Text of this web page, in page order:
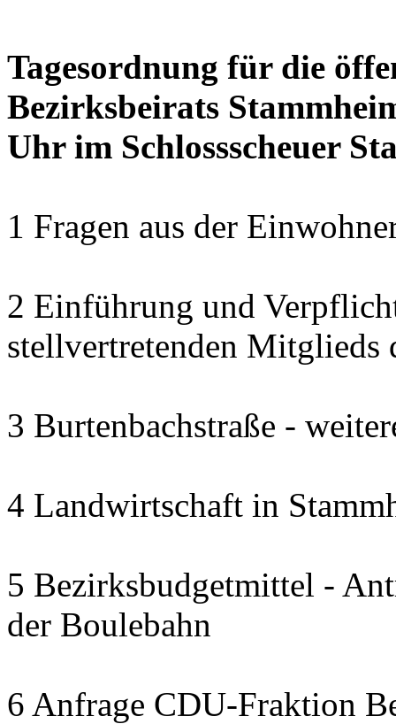
Tagesordnung für die
Bezirksbeirats
Uhr im Schlossscheuer
1 Fragen aus der
2 Einführung und
stellvertretenden Mitglieds
3 Burtenbachstraße -
4 Landwirtschaft in
5 Bezirksbudgetmittel -
der Boulebahn
6 Anfrage CDU-Fraktion